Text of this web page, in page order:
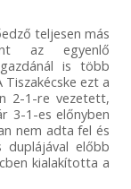
teljesen más
az egyenlő
is több
ezt a
2-1-re vezetett,
3-1-es előnyben
nem adta fel és
duplájával előbb
kialakította a